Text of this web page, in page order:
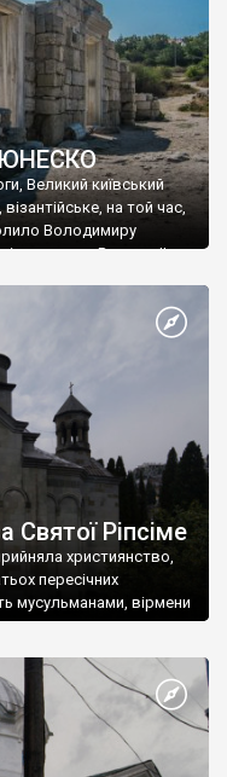
ЮНЕСКО
Великий київський
на той час,
Володимиру
імператору Василю ІІ, та
християнином.
Херсонесу Таврійського
Святої Ріпсіме
християнство,
пересічних
мусульманами, вірмени